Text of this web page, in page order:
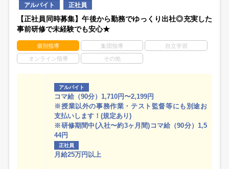
アルバイト 正社員
【正社員同時募集】午後から勤務でゆっくり出社◎充実した
事前研修で未経験でも安心★
個別指導 集団指導 自立学習
オンライン指導 その他
アルバイト
コマ給（90分）1,710円〜2,199円
※授業以外の事務作業・テスト監督等にも別途お
支払いします！(規定あり)
※研修期間中(入社〜約3ヶ月間)コマ給（90分）1,5
44円
正社員
月給25万円以上